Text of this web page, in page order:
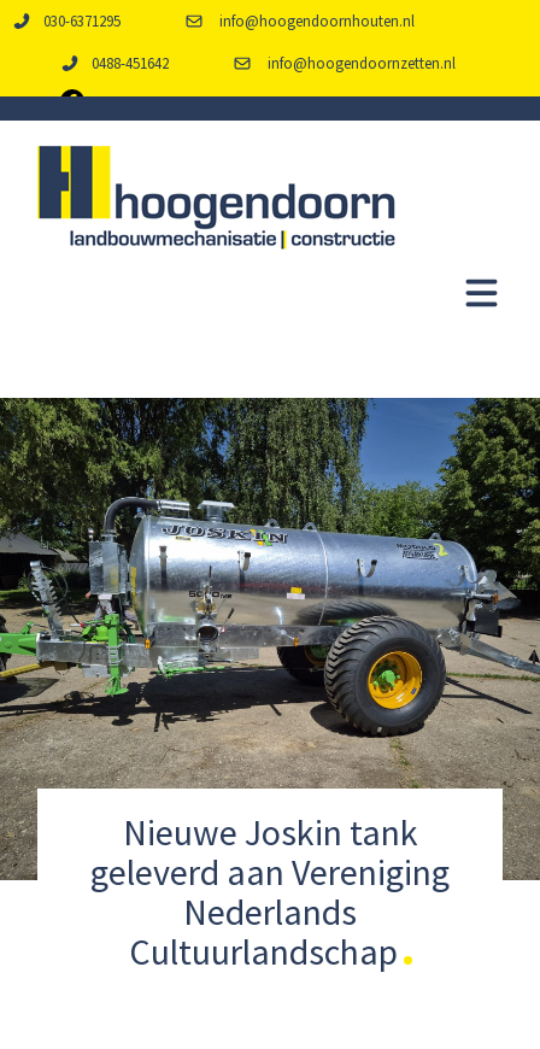
030-6371295 info@hoogendoornhouten.nl
0488-451642 info@hoogendoornzetten.nl
Nieuwe Joskin tank
geleverd aan Vereniging
Nederlands
Cultuurlandschap